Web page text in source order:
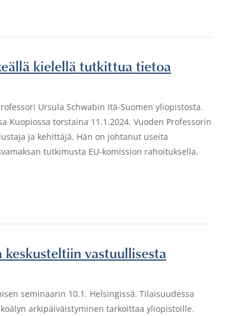
kielellä tutkittua tietoa
Ursula Schwabin Itä-Suomen yliopistosta.
torstaina 11.1.2024. Vuoden Professorin
ja kehittäjä. Hän on johtanut useita
tutkimusta EU-komission rahoituksella.
keskusteltiin vastuullisesta
seminaarin 10.1. Helsingissä. Tilaisuudessa
arkipäiväistyminen tarkoittaa yliopistoille.